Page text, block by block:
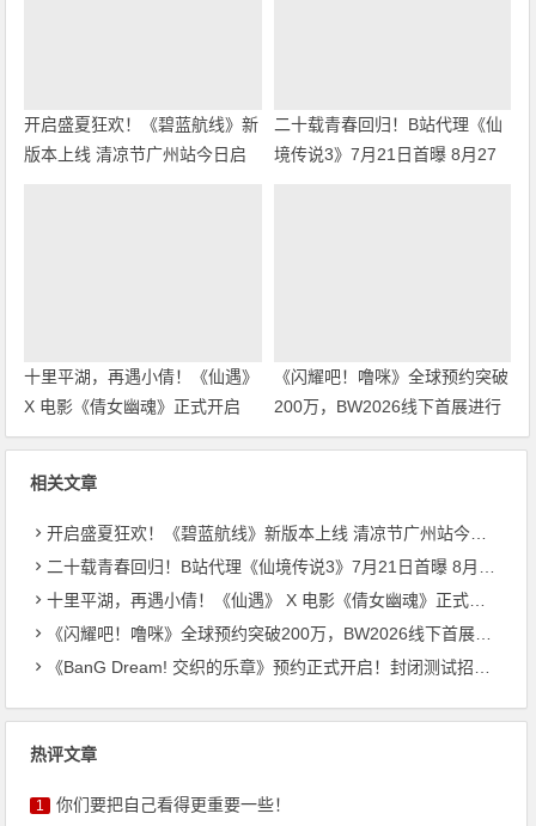
开启盛夏狂欢！《碧蓝航线》新
版本上线 清凉节广州站今日启
二十载青春回归！B站代理《仙
境传说3》7月21日首曝 8月27
十里平湖，再遇小倩！《仙遇》
X 电影《倩女幽魂》正式开启
《闪耀吧！噜咪》全球预约突破
200万，BW2026线下首展进行
中
相关文章
开启盛夏狂欢！《碧蓝航线》新版本上线 清凉节广州站今日启幕
二十载青春回归！B站代理《仙境传说3》7月21日首曝 8月27日首测开启招募
十里平湖，再遇小倩！《仙遇》 X 电影《倩女幽魂》正式开启
《闪耀吧！噜咪》全球预约突破200万，BW2026线下首展进行中
《BanG Dream! 交织的乐章》预约正式开启！封闭测试招募同步启动
热评文章
1 你们要把自己看得更重要一些！